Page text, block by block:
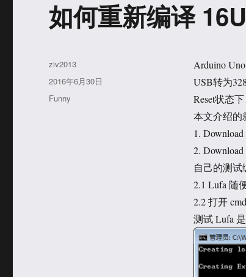
如何重新编译
Arduino
USB转为
Reset状态
本文介绍的
1.
2.
自己的测
2.1 Lufa 随
2.2 打开
测试 Lufa
作
者
ziv2013
发
布
2016年6月30日
分
Funny